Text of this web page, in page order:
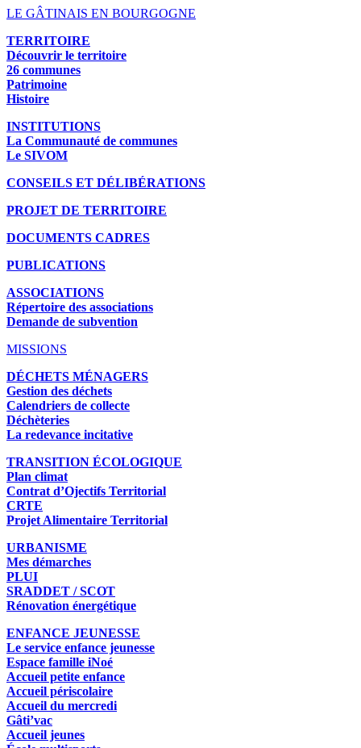
LE GÂTINAIS EN BOURGOGNE
TERRITOIRE
Découvrir le territoire
26 communes
Patrimoine
Histoire
INSTITUTIONS
La Communauté de communes
Le SIVOM
CONSEILS ET DÉLIBÉRATIONS
PROJET DE TERRITOIRE
DOCUMENTS CADRES
PUBLICATIONS
ASSOCIATIONS
Répertoire des associations
Demande de subvention
MISSIONS
DÉCHETS MÉNAGERS
Gestion des déchets
Calendriers de collecte
Déchèteries
La redevance incitative
TRANSITION ÉCOLOGIQUE
Plan climat
Contrat d’Ojectifs Territorial
CRTE
Projet Alimentaire Territorial
URBANISME
Mes démarches
PLUI
SRADDET / SCOT
Rénovation énergétique
ENFANCE JEUNESSE
Le service enfance jeunesse
Espace famille iNoé
Accueil petite enfance
Accueil périscolaire
Accueil du mercredi
Gâti’vac
Accueil jeunes